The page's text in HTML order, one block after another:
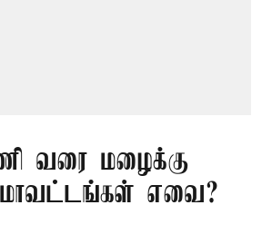
வரை மழைக்கு
எவை?